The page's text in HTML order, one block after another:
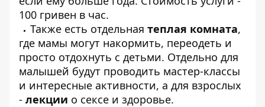
100 гривен в час.
Также есть отдельная теплая комната,
где мамы могут накормить, переодеть и
просто отдохнуть с детьми. Отдельно для
малышей будут проводить мастер-классы
и интересные активности, а для взрослых
- лекции о сексе и здоровье.